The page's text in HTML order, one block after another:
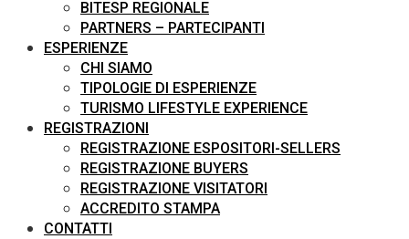
BITESP REGIONALE
PARTNERS – PARTECIPANTI
ESPERIENZE
CHI SIAMO
TIPOLOGIE DI ESPERIENZE
TURISMO LIFESTYLE EXPERIENCE
REGISTRAZIONI
REGISTRAZIONE ESPOSITORI-SELLERS
REGISTRAZIONE BUYERS
REGISTRAZIONE VISITATORI
ACCREDITO STAMPA
CONTATTI